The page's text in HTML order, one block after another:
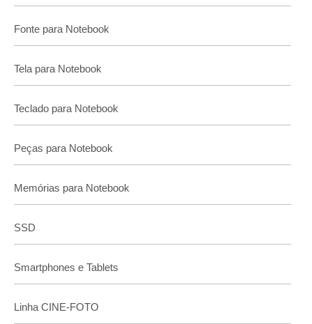
Fonte para Notebook
Tela para Notebook
Teclado para Notebook
Peças para Notebook
Memórias para Notebook
SSD
Smartphones e Tablets
Linha CINE-FOTO